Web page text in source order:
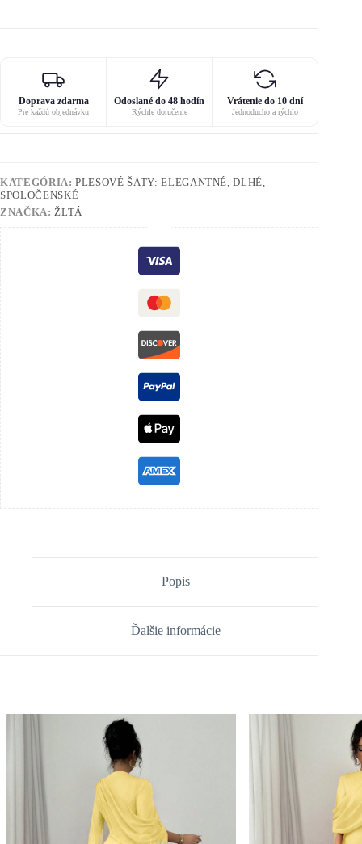
Doprava zdarma
Pre každú objednávku
Odoslané do 48 hodín
Rýchle doručenie
Vrátenie do 10 dní
Jednoducho a rýchlo
KATEGÓRIA:PLESOVÉ ŠATY: ELEGANTNÉ, DLHÉ,
SPOLOČENSKÉ
ZNAČKA: ŽLTÁ
Popis
Ďalšie informácie